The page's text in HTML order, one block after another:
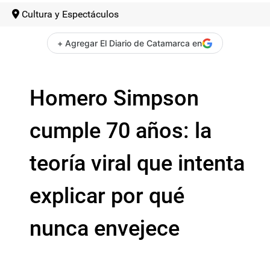
Cultura y Espectáculos
+ Agregar El Diario de Catamarca en
Homero Simpson
cumple 70 años: la
teoría viral que intenta
explicar por qué
nunca envejece